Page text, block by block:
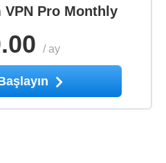
VPN Pro Monthly
/ay